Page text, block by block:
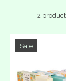
2
Sale